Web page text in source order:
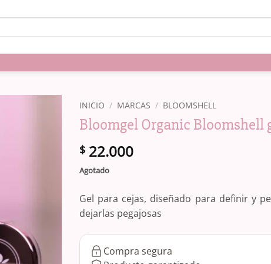
INICIO / MARCAS / BLOOMSHELL
Bloomgel Organic Bloomshell
$22.000
Agotado
Gel para cejas, diseñado para definir y
dejarlas pegajosas
Compra segura